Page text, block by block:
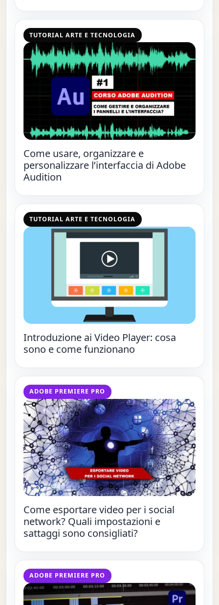
TUTORIAL ARTE E TECNOLOGIA
Come usare, organizzare e
personalizzare l’interfaccia di Adobe
Audition
TUTORIAL ARTE E TECNOLOGIA
Introduzione ai Video Player: cosa
sono e come funzionano
ADOBE PREMIERE PRO
Come esportare video per i social
network? Quali impostazioni e
sattaggi sono consigliati?
ADOBE PREMIERE PRO